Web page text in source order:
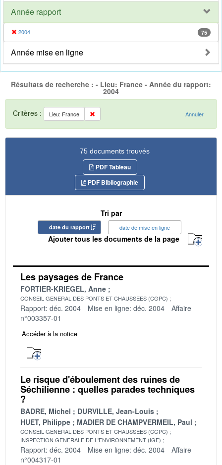
Année rapport
2004 75
Année mise en ligne
Résultats de recherche : - Lieu: France - Année du rapport:
2004
Critères : Lieu: France Annuler
75 documents trouvés
PDF Tableau
PDF Bibliographie
Tri par
date du rapport date de mise en ligne
Ajouter tous les documents de la page
Les paysages de France
FORTIER-KRIEGEL, Anne
CONSEIL GENERAL DES PONTS ET CHAUSSEES (CGPC)
Rapport: déc. 2004 Mise en ligne: déc. 2004
Affaire
n°003357-01
Accéder à la notice
Le risque d'éboulement des ruines de
Séchilienne : quelles parades techniques
?
BADRE, Michel
DURVILLE, Jean-Louis
HUET, Philippe
MADIER DE CHAMPVERMEIL, Paul
CONSEIL GENERAL DES PONTS ET CHAUSSEES (CGPC)
INSPECTION GENERALE DE L'ENVIRONNEMENT (IGE)
Rapport: déc. 2004 Mise en ligne: déc. 2004
Affaire
n°004317-01